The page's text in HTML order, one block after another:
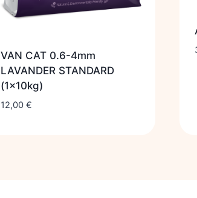
VAN CAT 0.6-4mm
LAVANDER STANDARD
(1x10kg)
12,00 €